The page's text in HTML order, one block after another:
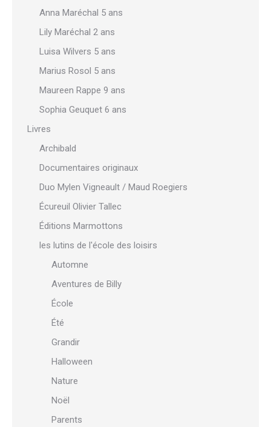
Anna Maréchal 5 ans
Lily Maréchal 2 ans
Luisa Wilvers 5 ans
Marius Rosol 5 ans
Maureen Rappe 9 ans
Sophia Geuquet 6 ans
Livres
Archibald
Documentaires originaux
Duo Mylen Vigneault / Maud Roegiers
Écureuil Olivier Tallec
Éditions Marmottons
les lutins de l'école des loisirs
Automne
Aventures de Billy
École
Été
Grandir
Halloween
Nature
Noël
Parents